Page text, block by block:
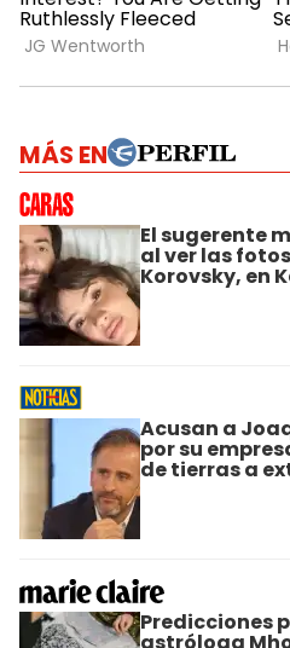
MÁS EN
El sugerente
al ver las
Korovsky, en
Acusan a
por su
de tierras a
Predicciones